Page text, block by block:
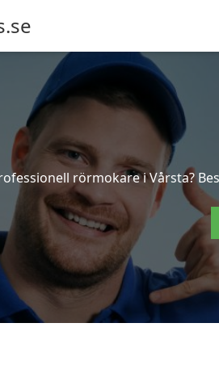
rörmokare i Vårsta?